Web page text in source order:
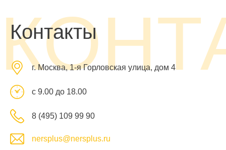
Контакты
г. Москва, 1-я Горловская улица, дом 4
с 9.00 до 18.00
8 (495) 109 99 90
nersplus@nersplus.ru